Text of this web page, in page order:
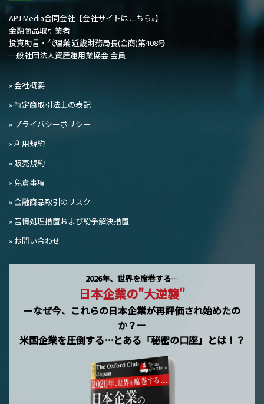
APJ Media合同会社 【会社サイトはこちら»】
金融商品取引業者
投資助言・代理業 近畿財務局長(金商)第408号
一般社団法人資産運用業協会 会員
» 会社概要
» 特定商取引法上の表記
» プライバシーポリシー
» 利用規約
» 販売規約
» 免責事項
» 金融商品取引のリスク
» 苦情処理措置および紛争解決措置
» お問い合わせ
2026年、世界を席巻する…
日本企業の"大逆襲"
ーなぜ今、これらの日本企業が再評価され始めたの
か？ー
米国企業を圧倒する…とある「秘密の口座」とは！？